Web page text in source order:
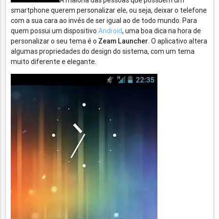
smartphone querem personalizar ele, ou seja, deixar o telefone
com a sua cara ao invés de ser igual ao de todo mundo. Para
quem possui um dispositivoAndroid, uma boa dica na hora de
personalizar o seu tema é o Zeam Launcher. O aplicativo altera
algumas propriedades do design do sistema, com um tema
muito diferente e elegante.